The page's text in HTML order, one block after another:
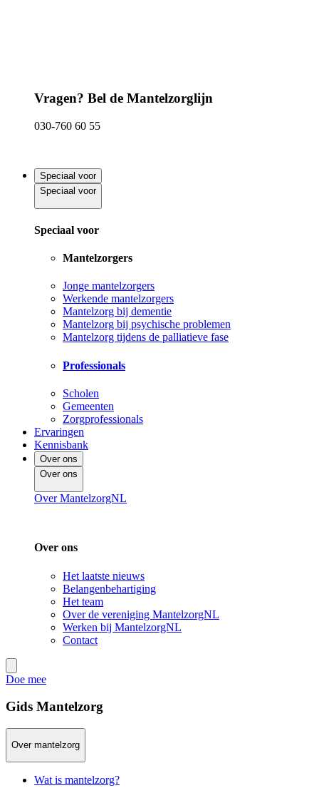
Vragen? Bel de Mantelzorglijn
030-760 60 55
Speciaal voor
Speciaal voor
Speciaal voor
Mantelzorgers
Jonge mantelzorgers
Werkende mantelzorgers
Mantelzorg bij dementie
Mantelzorg bij psychische problemen
Mantelzorg tijdens de palliatieve fase
Professionals
Scholen
Gemeenten
Zorgprofessionals
Ervaringen
Kennisbank
Over ons
Over ons
Over MantelzorgNL
Over ons
Het laatste nieuws
Belangenbehartiging
Het team
Over de vereniging MantelzorgNL
Werken bij MantelzorgNL
Contact
Doe mee
Gids Mantelzorg
Over mantelzorg
Wat is mantelzorg?